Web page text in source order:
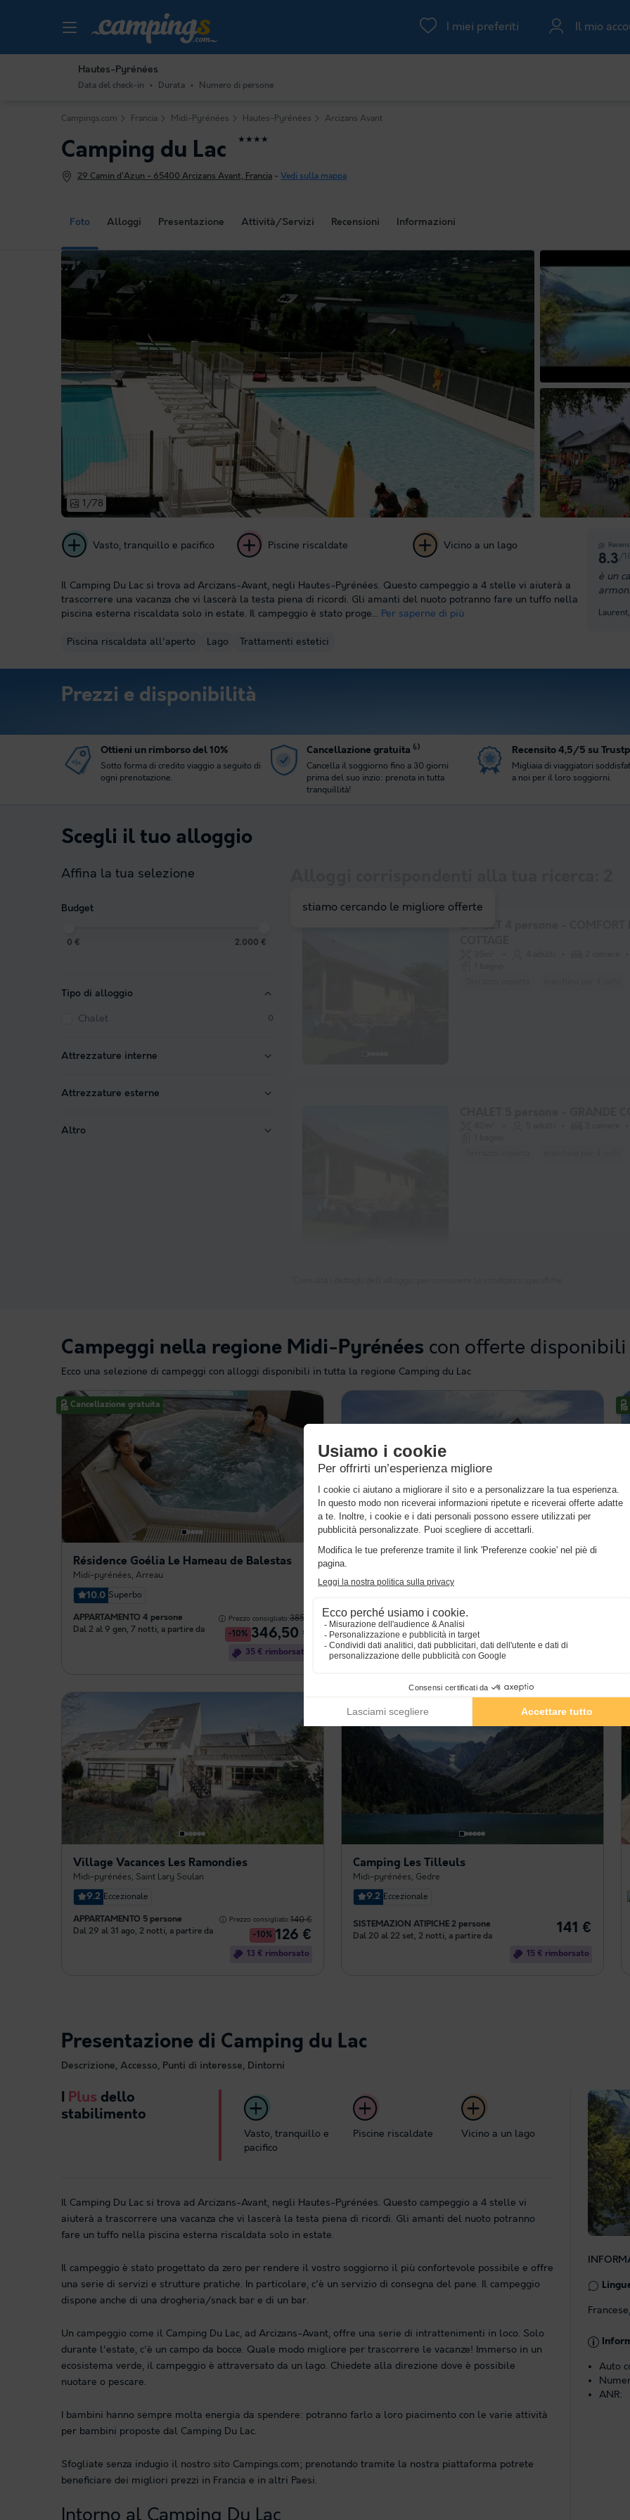
I miei preferiti Il mio
Hautes-Pyrénées
Data del check-in Durata Numero di persone
Campings.com Francia Midi-Pyrénées Hautes-Pyrénées Arcizans Avant
Foto Alloggi Presentazione Attività/Servizi Recensioni Informazioni
Camping du Lac ★★★★
29 Camin d'Azun - 65400 Arcizans Avant, Francia - Vedi sulla mappa
Riproduci il
foto
1/78
8.3 /
è un
Vasto, tranquillo e pacifico Piscine riscaldate Vicino a un lago
Il Camping Du Lac si trova ad Arcizans-Avant, negli Hautes-Pyrénées. Questo campeggio a 4 stelle vi aiuterà a
trascorrere una vacanza che vi lascerà la testa piena di ricordi. Gli amanti del nuoto potranno fare un tuffo nella
piscina esterna riscaldata solo in estate. Il campeggio è stato proge... Per saperne di più
Piscina riscaldata all'aperto Lago Trattamenti estetici
Prezzi e disponibilità
Ottieni un rimborso del 10%
Sotto forma di credito viaggio a seguito di
ogni prenotazione.
Cancellazione gratuita ⁽¹⁾
Cancella il soggiorno fino a 30 giorni
prima del suo inzio: prenota in tutta
tranquillità!
Recensito 4,5/5 su
Migliaia di viaggiatori
a noi per il loro soggiorni.
Scegli il tuo alloggio
Affina la tua selezione
Budget
0 € 2.000 €
Tipo di alloggio
Chalet 0
Attrezzature interne
Attrezzature esterne
Altro
stiamo cercando le migliore offerte
Campeggi nella regione Midi-Pyrénées con offerte disponibili
Ecco una selezione di campeggi con alloggi disponibili in tutta la regione Camping du Lac
Cancellazione gratuita
Résidence Goélia Le Hameau de Balestas
Midi-pyrénées, Arreau
10.0 Superbo
APPARTAMENTO 4 persone
Dal 2 al 9 gen, 7 notti, a partire da
Prezzo consigliato:385 €
-10% 346,50 €
35 € rimborsato
STUDIO 4 persone
Dal 26 al 28 ago, 2 notti, a partire da
Village Vacances Les Ramondies
Midi-pyrénées, Saint Lary Soulan
9.2 Eccezionale
APPARTAMENTO 5 persone
Dal 29 al 31 ago, 2 notti, a partire da
Prezzo consigliato:140 €
-10% 126 €
13 € rimborsato
Cancellazione gratuita
Camping Les Tilleuls
Midi-pyrénées, Gedre
9.2 Eccezionale
SISTEMAZION ATIPICHE 2 persone
Dal 20 al 22 set, 2 notti, a partire da
141 €
15 € rimborsato
Presentazione di Camping du Lac
Descrizione, Accesso, Punti di interesse, Dintorni
I Plus dello
stabilimento
Vasto, tranquillo e
pacifico
Piscine riscaldate Vicino a un lago
Il Camping Du Lac si trova ad Arcizans-Avant, negli Hautes-Pyrénées. Questo campeggio a 4 stelle vi
aiuterà a trascorrere una vacanza che vi lascerà la testa piena di ricordi. Gli amanti del nuoto potranno
fare un tuffo nella piscina esterna riscaldata solo in estate.
Il campeggio è stato progettato da zero per rendere il vostro soggiorno il più confortevole possibile e offre
una serie di servizi e strutture pratiche. In particolare, c'è un servizio di consegna del pane. Il campeggio
dispone anche di una drogheria/snack bar e di un bar.
Un campeggio come il Camping Du Lac, ad Arcizans-Avant, offre una serie di intrattenimenti in loco. Solo
durante l'estate, c'è un campo da bocce. Quale modo migliore per trascorrere le vacanze! Immerso in un
ecosistema verde, il campeggio è attraversato da un lago. Chiedete alla direzione dove è possibile
nuotare o pescare.
I bambini hanno sempre molta energia da spendere: potranno farlo a loro piacimento con le varie attività
per bambini proposte dal Camping Du Lac.
Sfogliate senza indugio il nostro sito Campings.com; prenotando tramite la nostra piattaforma potrete
beneficiare dei migliori prezzi in Francia e in altri Paesi.
Intorno al Camping Du Lac
Auto
ANR: